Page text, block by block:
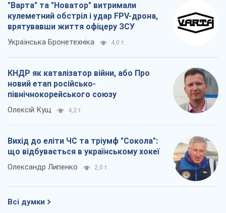
"Варта" та "Новатор" витримали
кулеметний обстріл і удар FPV-дрона,
врятувавши життя офіцеру ЗСУ
Українська Бронетехніка 4,0 т.
КНДР як каталізатор війни, або Про
новий етап російсько-
північнокорейського союзу
Олексій Кущ 4,2 т.
Вихід до еліти ЧС та тріумф "Сокола":
що відбувається в українському хокеї
Олександр Липенко 2,0 т.
Всі думки